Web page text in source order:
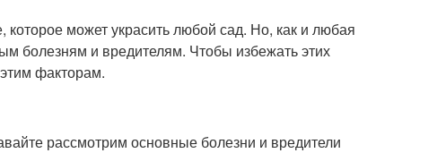
которое может украсить любой сад. Но, как и любая
болезням и вредителям. Чтобы избежать этих
факторам.
рассмотрим основные болезни и вредители